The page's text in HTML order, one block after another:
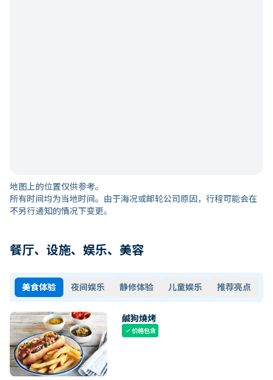
地图上的位置仅供参考。
所有时间均为当地时间。由于海况或邮轮公司原因，行程可能会在
不另行通知的情况下变更。
餐厅、设施、娱乐、美容
美食体验 夜间娱乐 静修体验 儿童娱乐 推荐亮点
鹹狗燒烤
check价格包含